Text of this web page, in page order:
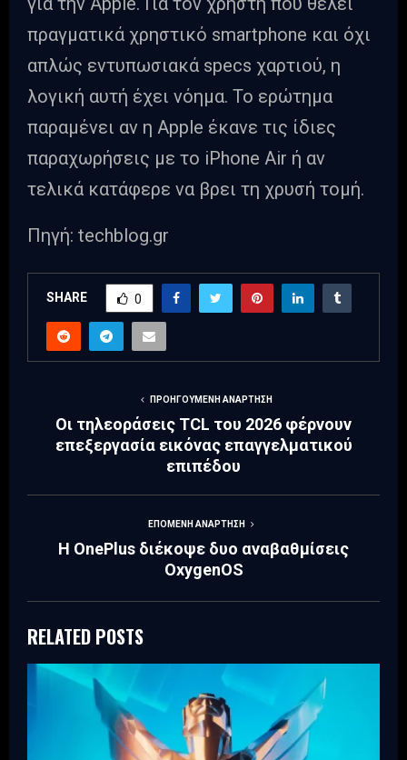
πραγματικά χρηστικό smartphone και όχι
απλώς εντυπωσιακά specs χαρτιού, η
λογική αυτή έχει νόημα. Το ερώτημα
παραμένει αν η Apple έκανε τις ίδιες
παραχωρήσεις με το iPhone Air ή αν
τελικά κατάφερε να βρει τη χρυσή τομή.
Πηγή: techblog.gr
SHARE 0
ΠΡΟΗΓΟΎΜΕΝΗ ΑΝΆΡΤΗΣΗ
Οι τηλεοράσεις TCL του 2026 φέρνουν
επεξεργασία εικόνας επαγγελματικού
επιπέδου
ΕΠΌΜΕΝΗ ΑΝΆΡΤΗΣΗ
Η OnePlus διέκοψε δυο αναβαθμίσεις
OxygenOS
RELATED POSTS